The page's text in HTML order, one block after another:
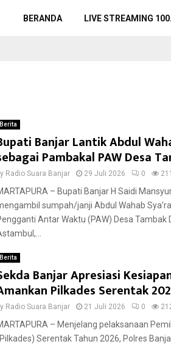
BERANDA LIVE STREAMING
Berita
Banjar Lantik Abdul
Pambakal PAW Desa
Radio Suara Banjar 29 Juli 2026 0 211
– Bupati Banjar H Saidi
sumpah/janji Abdul Wahab
Antar Waktu (PAW) Desa Tambak
Berita
Banjar Apresiasi
Pilkades Serentak
Radio Suara Banjar 21 Juli 2026 0
– Menjelang pelaksanaan
Serentak Tahun 2026, Polres